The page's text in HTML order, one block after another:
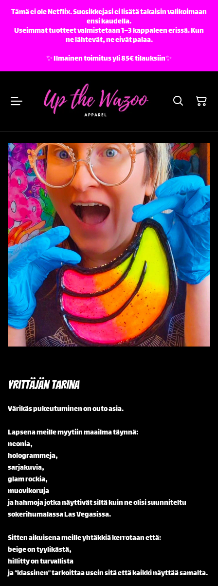
Tämä ei ole Netflix. Suosikkejasi ei lisätä takaisin valikoimaan
ensi kaudella.
Useimmat tuotteet valmistetaan 1–3 kappaleen erissä. Kun
ne lähtevät, ne eivät palaa.
✨️ Ilmainen toimitus yli 85€ tilauksiin✨️
Yrittäjän tarina
Värikäs pukeutuminen on outo asia.
Lapsena meille myytiin maailma täynnä:
neonia,
hologrammeja,
sarjakuvia,
glam rockia,
muovikoruja
ja hahmoja jotka näyttivät siltä kuin ne olisi suunniteltu
sokerihumalassa Las Vegasissa.
Sitten aikuisena meille yhtäkkiä kerrotaan että:
beige on tyylikästä,
hillitty on turvallista
ja “klassinen” tarkoittaa usein sitä että kaikki näyttää samalta.